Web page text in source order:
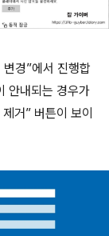
경”에서 진행합
안내되는 경우가
거” 버튼이 보이